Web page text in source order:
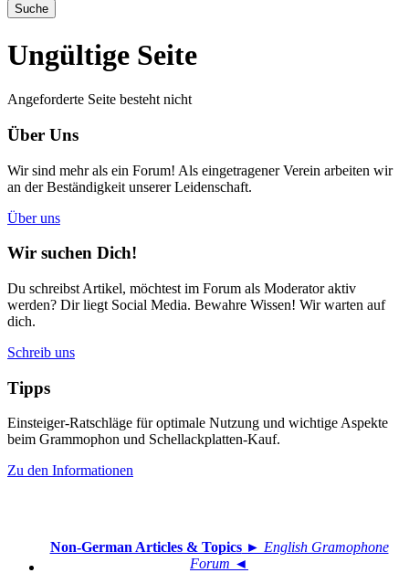
Ungültige Seite
Angeforderte Seite besteht nicht
Über Uns
Wir sind mehr als ein Forum! Als eingetragener Verein arbeiten wir
an der Beständigkeit unserer Leidenschaft.
Über uns
Wir suchen Dich!
Du schreibst Artikel, möchtest im Forum als Moderator aktiv
werden? Dir liegt Social Media. Bewahre Wissen! Wir warten auf
dich.
Schreib uns
Tipps
Einsteiger-Ratschläge für optimale Nutzung und wichtige Aspekte
beim Grammophon und Schellackplatten-Kauf.
Zu den Informationen
Non-German Articles & Topics► English Gramophone
Forum ◄